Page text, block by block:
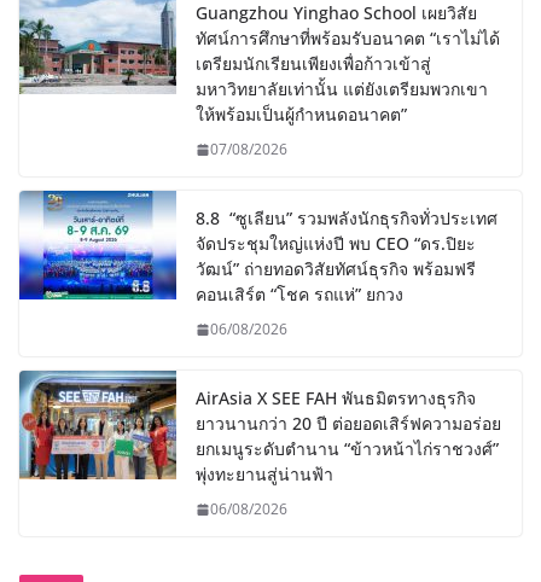
Guangzhou Yinghao School เผยวิสัย
ทัศน์การศึกษาที่พร้อมรับอนาคต “เราไม่ได้
เตรียมนักเรียนเพียงเพื่อก้าวเข้าสู่
มหาวิทยาลัยเท่านั้น แต่ยังเตรียมพวกเขา
ให้พร้อมเป็นผู้กำหนดอนาคต”
07/08/2026
8.8 “ซูเลียน” รวมพลังนักธุรกิจทั่วประเทศ
จัดประชุมใหญ่แห่งปี พบ CEO “ดร.ปิยะ
วัฒน์” ถ่ายทอดวิสัยทัศน์ธุรกิจ พร้อมฟรี
คอนเสิร์ต “โชค รถแห่” ยกวง
06/08/2026
AirAsia X SEE FAH พันธมิตรทางธุรกิจ
ยาวนานกว่า 20 ปี ต่อยอดเสิร์ฟความอร่อย
ยกเมนูระดับตำนาน “ข้าวหน้าไก่ราชวงศ์”
พุ่งทะยานสู่น่านฟ้า
06/08/2026